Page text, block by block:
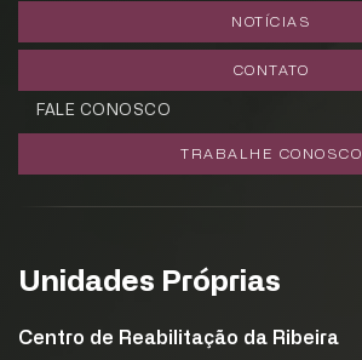
NOTÍCIAS
CONTATO
FALE CONOSCO
TRABALHE CONOSCO
Unidades Próprias
Centro de Reabilitação da Ribeira